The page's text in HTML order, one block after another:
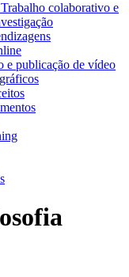
colaborativo e
e publicação de vídeo